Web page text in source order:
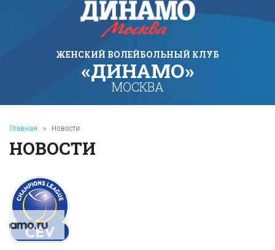
ЖЕНСКИЙ ВОЛЕЙБОЛЬНЫЙ КЛУБ
«ДИНАМО»
МОСКВА
Главная » Новости
НОВОСТИ